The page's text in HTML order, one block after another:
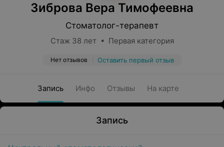
Зиброва Вера Тимофеевна
Стоматолог-терапевт
Стаж 38 лет • Первая категория
Нет отзывов Оставить первый отзыв
Запись Инфо Отзывы На карте
Запись